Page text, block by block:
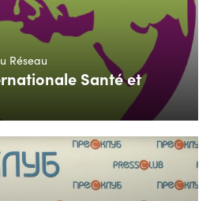
Réseau
Santé et